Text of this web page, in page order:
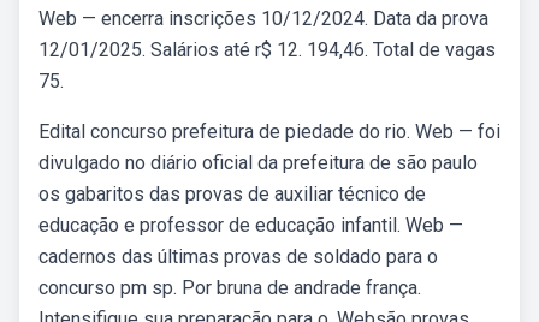
Web — encerra inscrições 10/12/2024. Data da prova
12/01/2025. Salários até r$ 12. 194,46. Total de vagas
75.
Edital concurso prefeitura de piedade do rio. Web — foi
divulgado no diário oficial da prefeitura de são paulo
os gabaritos das provas de auxiliar técnico de
educação e professor de educação infantil. Web —
cadernos das últimas provas de soldado para o
concurso pm sp. Por bruna de andrade frança.